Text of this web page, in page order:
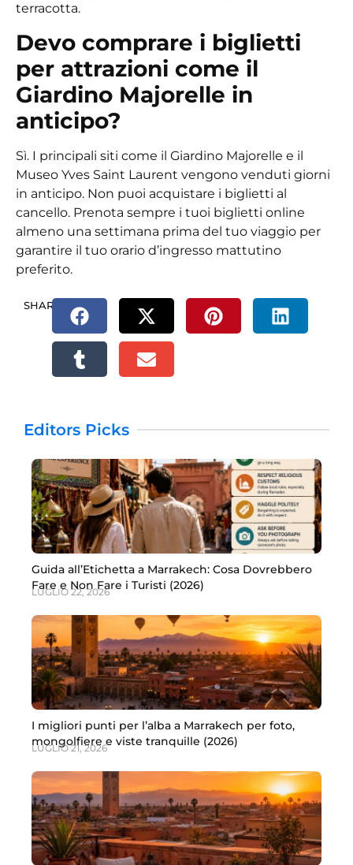
terracotta.
Devo comprare i biglietti
per attrazioni come il
Giardino Majorelle in
anticipo?
Sì. I principali siti come il Giardino Majorelle e il
Museo Yves Saint Laurent vengono venduti giorni
in anticipo. Non puoi acquistare i biglietti al
cancello. Prenota sempre i tuoi biglietti online
almeno una settimana prima del tuo viaggio per
garantire il tuo orario d’ingresso mattutino
preferito.
SHARE.
Editors Picks
Guida all’Etichetta a Marrakech: Cosa Dovrebbero
Fare e Non Fare i Turisti (2026)
LUGLIO 22, 2026
I migliori punti per l’alba a Marrakech per foto,
mongolfiere e viste tranquille (2026)
LUGLIO 21, 2026